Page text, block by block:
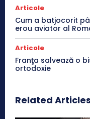
Articole
Cum a batjocorit
erou aviator al
Articole
Franţa salvează o
ortodoxie
Related Articles